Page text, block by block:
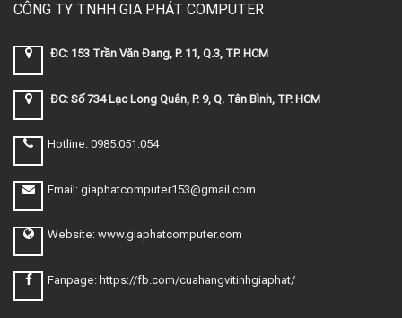
CÔNG TY TNHH GIA PHÁT COMPUTER
ĐC: 153 Trần Văn Đang, P. 11, Q.3, TP. HCM
ĐC: Số 734 Lạc Long Quân, P. 9, Q. Tân Bình, TP. HCM
Hotline: 0985.051.054
Email: giaphatcomputer153@gmail.com
Website: www.giaphatcomputer.com
Fanpage: https://fb.com/cuahangvitinhgiaphat/